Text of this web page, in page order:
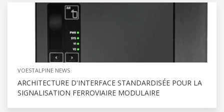
VOESTALPINE NEWS
ARCHITECTURE D'INTERFACE STANDARDISÉE POUR LA
SIGNALISATION FERROVIAIRE MODULAIRE